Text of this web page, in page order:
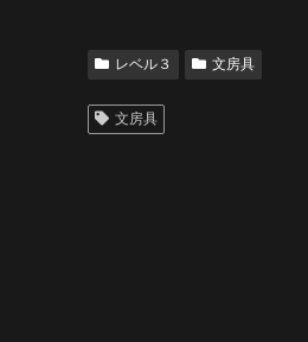
レベル３ 文房具
文房具